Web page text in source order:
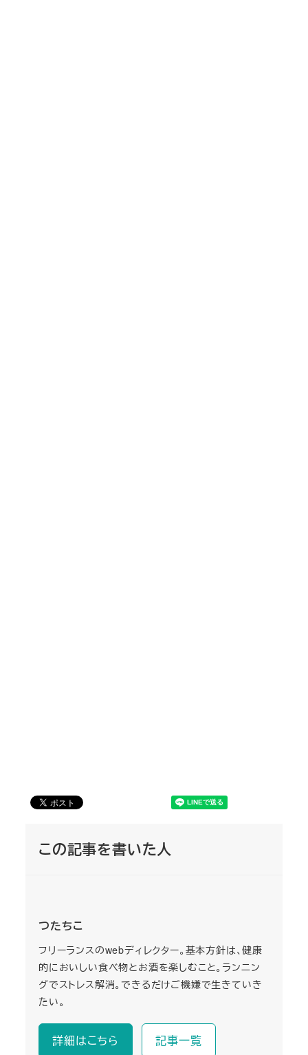
この記事を書いた人
つたちこ
フリーランスのwebディレクター。基本方針は、健康
的においしい食べ物とお酒を楽しむこと。ランニン
グでストレス解消。できるだけご機嫌で生きていき
たい。
詳細はこちら 記事一覧